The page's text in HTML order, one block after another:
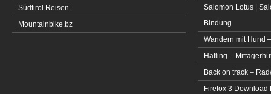
Südtirol Reisen
Mountainbike.bz
Salomon Lotus |
Bindung
Wandern mit Hund
Hafling –
Back on track –
Firefox 3 Download